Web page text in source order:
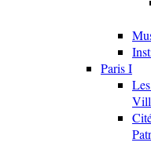
Paris I